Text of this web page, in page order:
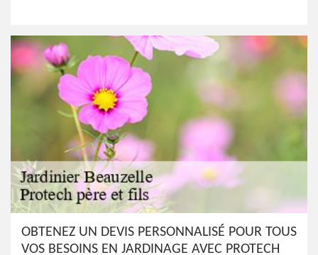
OBTENEZ UN DEVIS PERSONNALISÉ POUR TOUS
VOS BESOINS EN JARDINAGE AVEC PROTECH